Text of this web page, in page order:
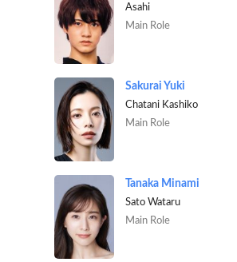
Asahi
Main Role
Sakurai Yuki
Chatani Kashiko
Main Role
Tanaka Minami
Sato Wataru
Main Role